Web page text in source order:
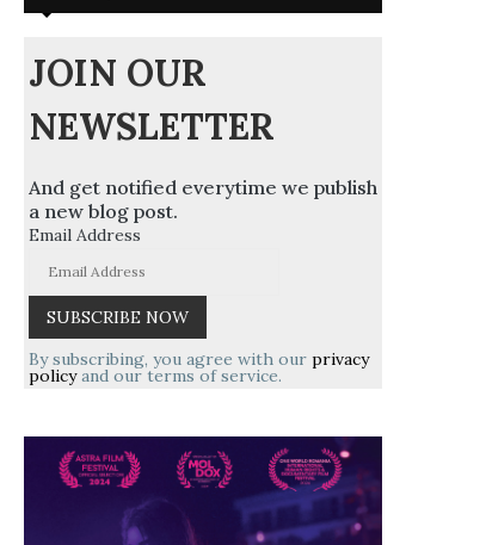
JOIN OUR
NEWSLETTER
And get notified everytime we publish
a new blog post.
Email Address
By subscribing, you agree with our privacy
policyand our terms of service.